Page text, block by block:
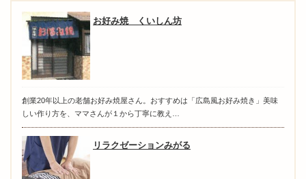
お好み焼 くいしん坊
創業20年以上の老舗お好み焼屋さん。おすすめは「広島風お好み焼き」美味
しい作り方を、ママさんが１から丁寧に教え…
リラクゼーションみがる